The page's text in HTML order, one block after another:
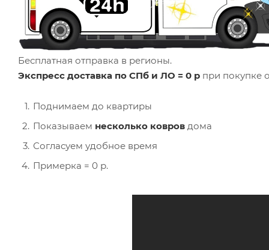
Бесплатная отправка в регионы.
Экспресс доставка по СПб и ЛО = 0 р при покупке
Поднимаем до квартиры
Показываем несколько ковров дома
Согласуем удобное время
Примерка = 0 р.